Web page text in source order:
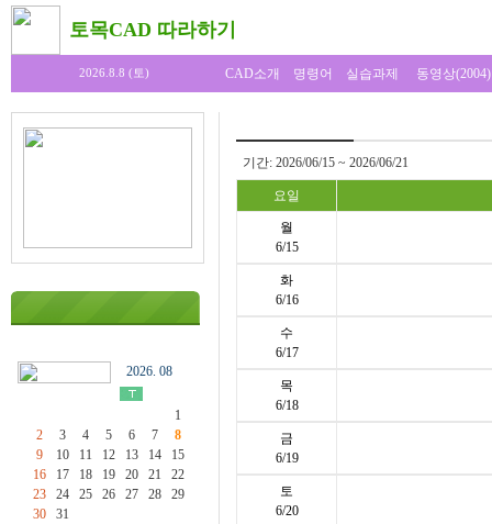
토목CAD 따라하기
2026.8.8 (토) CAD소개 명령어 실습과제 동영상(2004)
2026. 08
1
2
3 4 5 6 7
8
9
10 11 12 13 14
15
16
17 18 19 20 21
22
23
24 25 26 27 28
29
30
31
기간: 2026/06/15 ~ 2026/06/21
요일
월
6/15
화
6/16
수
6/17
목
6/18
금
6/19
토
6/20